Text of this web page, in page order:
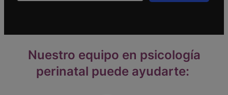
Nuestro equipo en psicología
perinatal puede ayudarte: